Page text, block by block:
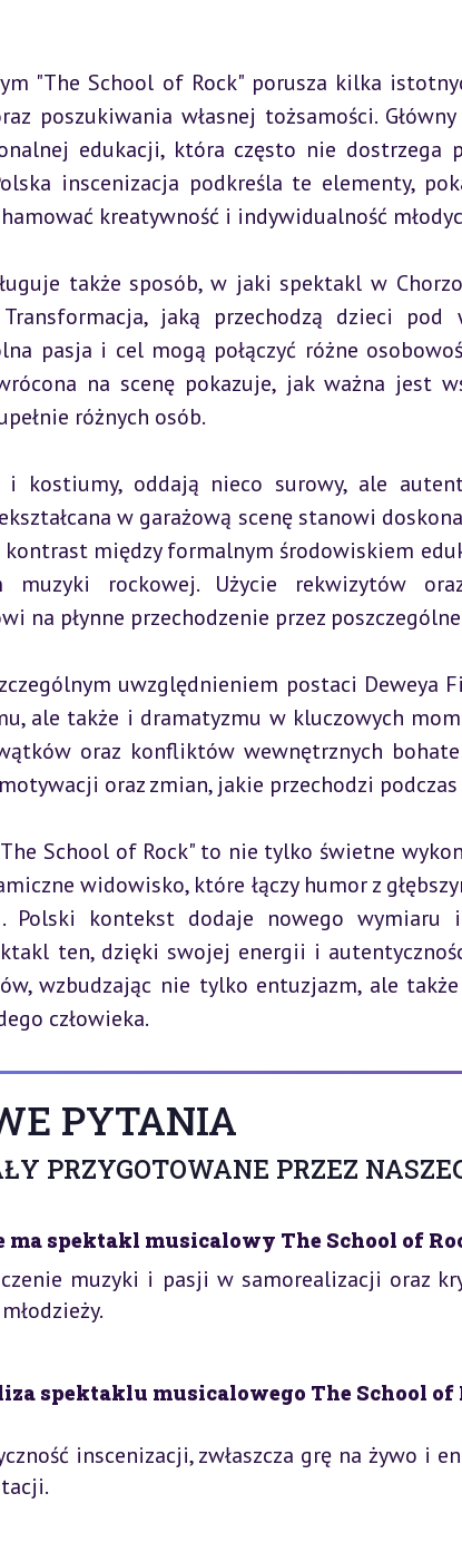
"The School of Rock" porusza kilka
poszukiwania własnej tożsamości.
edukacji, która często nie dostrzega
inscenizacja podkreśla te elementy,
kreatywność i indywidualność
także sposób, w jaki spektakl w
jaką przechodzą dzieci pod
pasja i cel mogą połączyć różne
na scenę pokazuje, jak ważna jest
różnych osób.
i kostiumy, oddają nieco surowy, ale
w garażową scenę stanowi
kontrast między formalnym środowiskiem
muzyki rockowej. Użycie rekwizytów
na płynne przechodzenie przez
uwzględnieniem postaci Deweya
ale także i dramatyzmu w kluczowych
oraz konfliktów wewnętrznych
oraz zmian, jakie przechodzi
School of Rock" to nie tylko świetne
widowisko, które łączy humor z
Polski kontekst dodaje nowego
ten, dzięki swojej energii i
wzbudzając nie tylko entuzjazm, ale
człowieka.
PYTANIA
PRZYGOTOWANE PRZEZ
ma spektakl musicalowy The School of
muzyki i pasji w samorealizacji oraz
spektaklu musicalowego The School of
inscenizacji, zwłaszcza grę na żywo i